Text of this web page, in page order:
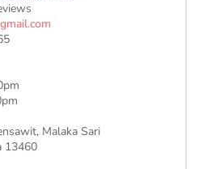
Malaka Sari
13460